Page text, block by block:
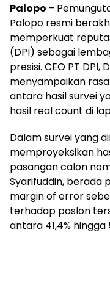
Palopo –
Palopo resmi
memperkuat
(DPI) sebagai
presisi. CEO PT DPI,
menyampaikan
antara hasil survei
hasil real count di
Dalam survei yang
memproyeksikan
pasangan calon
Syarifuddin, berada
margin of error
terhadap paslon
antara 41,4% hingga